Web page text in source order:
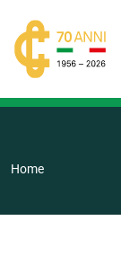
Home